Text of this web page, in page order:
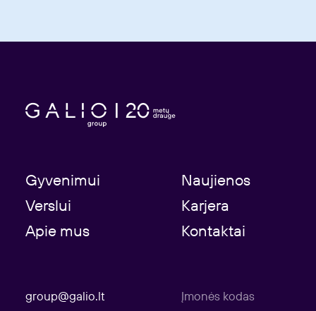
Gyvenimui
Naujienos
Verslui
Karjera
Apie mus
Kontaktai
group@galio.lt
Įmonės kodas